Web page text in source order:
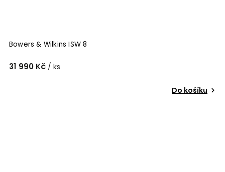
Bowers & Wilkins ISW 8
31 990 Kč / ks
Do košíku